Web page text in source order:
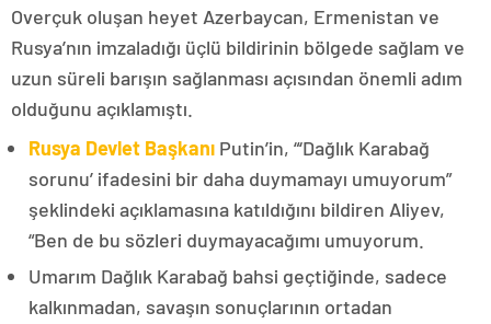
Overçuk oluşan heyet Azerbaycan, Ermenistan ve
Rusya’nın imzaladığı üçlü bildirinin bölgede sağlam ve
uzun süreli barışın sağlanması açısından önemli adım
olduğunu açıklamıştı.
Rusya Devlet Başkanı Putin’in, “‘Dağlık Karabağ
sorunu’ ifadesini bir daha duymamayı umuyorum”
şeklindeki açıklamasına katıldığını bildiren Aliyev,
“Ben de bu sözleri duymayacağımı umuyorum.
Umarım Dağlık Karabağ bahsi geçtiğinde, sadece
kalkınmadan, savaşın sonuçlarının ortadan